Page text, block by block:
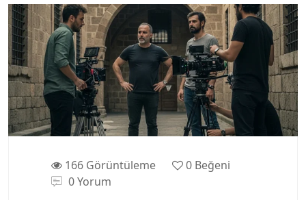
166 Görüntüleme 0 Beğeni
0 Yorum